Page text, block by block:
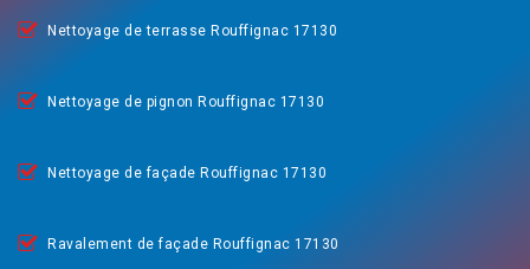
Nettoyage de terrasse Rouffignac 17130
Nettoyage de pignon Rouffignac 17130
Nettoyage de façade Rouffignac 17130
Ravalement de façade Rouffignac 17130